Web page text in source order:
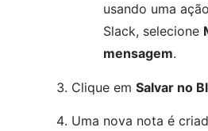
usando uma
Slack, selecione
mensagem.
Clique em Salvar no
Uma nova nota é